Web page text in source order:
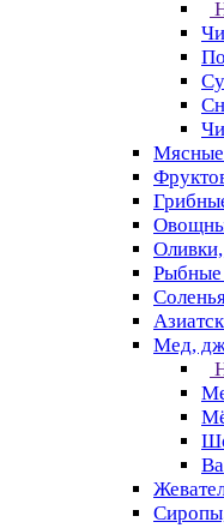
Мясные
Рыбные
Мед,